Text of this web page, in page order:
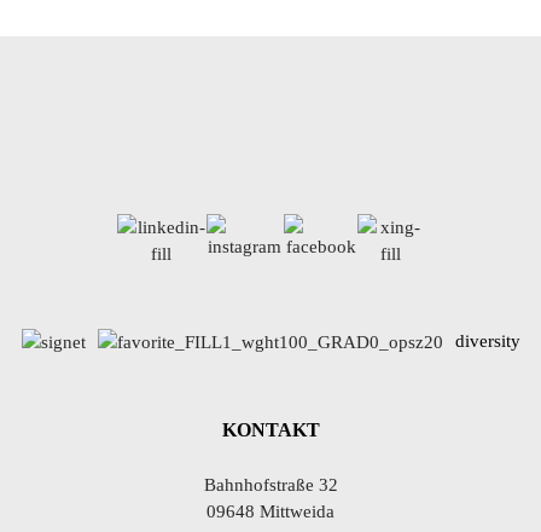
diversity
KONTAKT
Bahnhofstraße 32
09648 Mittweida